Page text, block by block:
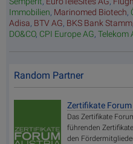
Immobilien, Marinomed Biotech,
Adisa, BTV AG, BKS Bank Stamm
DO&CO, CPI Europe AG, Telekom
Random Partner
Zertifikate
Das Zertifikate
führenden
den